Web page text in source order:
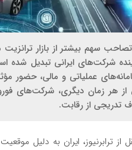
سهم بیشتر از بازار
شرکت‌های ایرانی تبدیل
عملیاتی و مالی، حضور
هر زمان دیگری، شرکت‌های
تدریجی از رقابت.
ترابرنیوز، ایران به دلیل